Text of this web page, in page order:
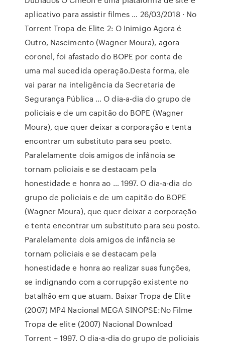
aplicativo para assistir filmes … 26/03/2018 · No
Torrent Tropa de Elite 2: O Inimigo Agora é
Outro, Nascimento (Wagner Moura), agora
coronel, foi afastado do BOPE por conta de
uma mal sucedida operação.Desta forma, ele
vai parar na inteligência da Secretaria de
Segurança Pública … O dia-a-dia do grupo de
policiais e de um capitão do BOPE (Wagner
Moura), que quer deixar a corporação e tenta
encontrar um substituto para seu posto.
Paralelamente dois amigos de infância se
tornam policiais e se destacam pela
honestidade e honra ao … 1997. O dia-a-dia do
grupo de policiais e de um capitão do BOPE
(Wagner Moura), que quer deixar a corporação
e tenta encontrar um substituto para seu posto.
Paralelamente dois amigos de infância se
tornam policiais e se destacam pela
honestidade e honra ao realizar suas funções,
se indignando com a corrupção existente no
batalhão em que atuam. Baixar Tropa de Elite
(2007) MP4 Nacional MEGA SINOPSE:No Filme
Tropa de elite (2007) Nacional Download
Torrent – 1997. O dia-a-dia do grupo de policiais